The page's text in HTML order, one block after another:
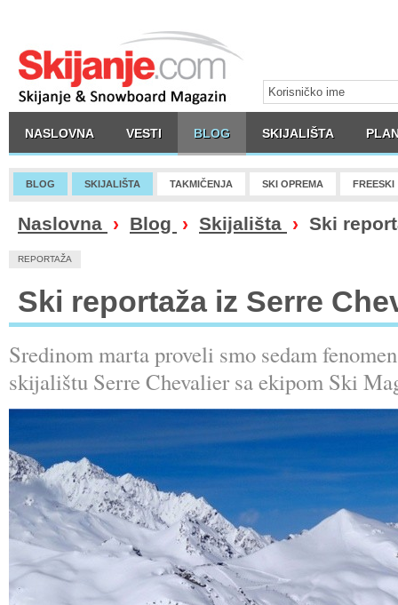
NASLOVNA VESTI BLOG SKIJALIŠTA
BLOG SKIJALIŠTA TAKMIČENJA SKI OPREMA FREESKI
Naslovna › Blog › Skijališta › Ski
REPORTAŽA
Ski reportaža iz Serre
Sredinom marta proveli smo sedam
skijalištu Serre Chevalier sa ekipom Ski